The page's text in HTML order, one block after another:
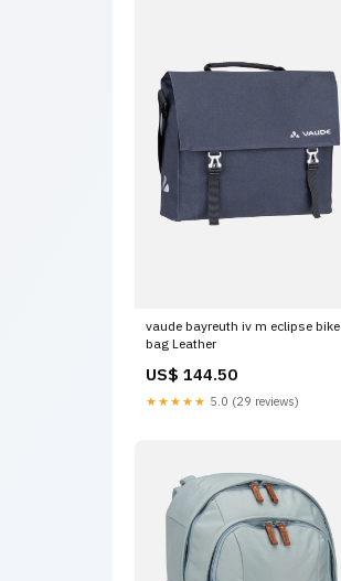
vaude bayreuth iv m eclipse bike
bag Leather
US$ 144.50
★★★★★ 5.0 (29 reviews)